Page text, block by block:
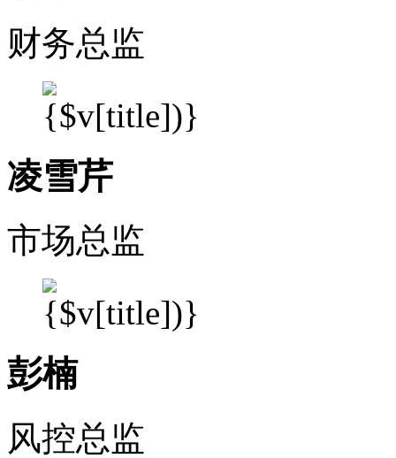
财务总监
凌雪芹
市场总监
彭楠
风控总监